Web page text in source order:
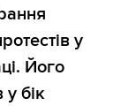
у
Його
бік